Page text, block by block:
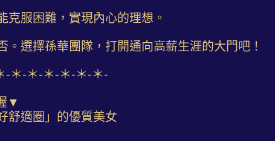
克服困難，實現內心的理想。
。選擇孫華團隊，打開通向高薪生涯的大門吧！
-＊-＊-＊-＊-＊-＊-
▼
舒適圈」的優質美女